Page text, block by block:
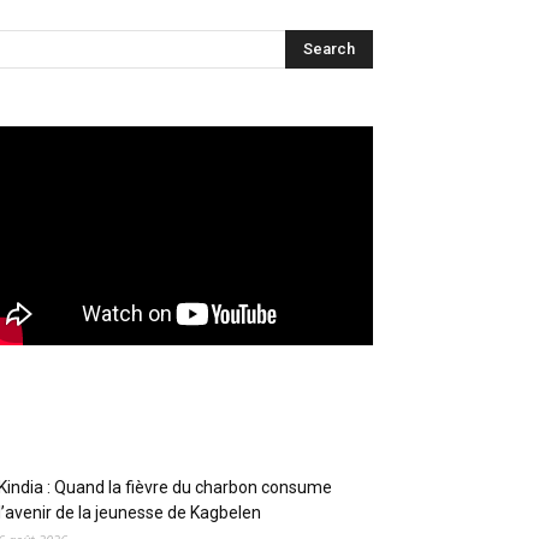
: Quand la fièvre du charbon consume
de la jeunesse de Kagbelen